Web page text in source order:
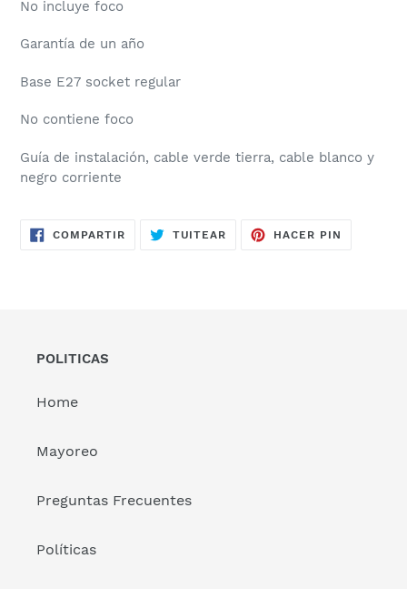
compra
No incluye foco
Garantía de un año
Base E27 socket regular
No contiene foco
Guía de instalación, cable verde tierra, cable blanco y
negro corriente
COMPARTIRCOMPARTIR
EN
TUITEAR TUITEARHACER PIN
POLITICAS
Home
Mayoreo
Preguntas Frecuentes
Políticas